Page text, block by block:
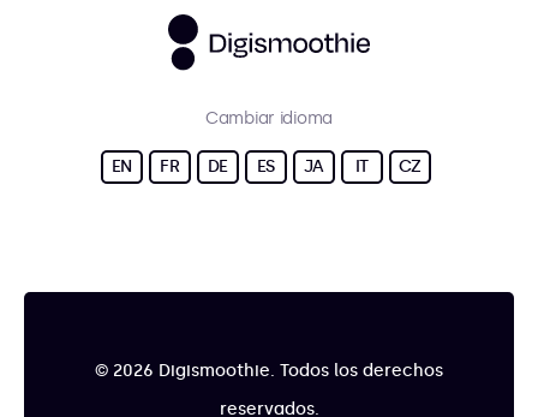
Cambiar idioma
EN FR DE ES JA IT CZ
© 2026 Digismoothie. Todos los derechos
reservados.